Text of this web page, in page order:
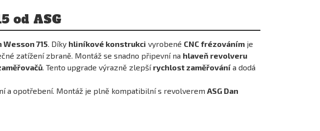
od ASG
Wesson 715 . Díky hliníkové konstrukci vyrobené CNC frézováním je
zatížení zbraně. Montáž se snadno připevní na hlaveň revolveru
. Tento upgrade výrazně zlepší rychlost zaměřování a dodá
a opotřebení. Montáž je plně kompatibilní s revolverem ASG Dan